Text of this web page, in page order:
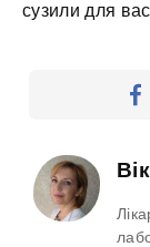
сузили для